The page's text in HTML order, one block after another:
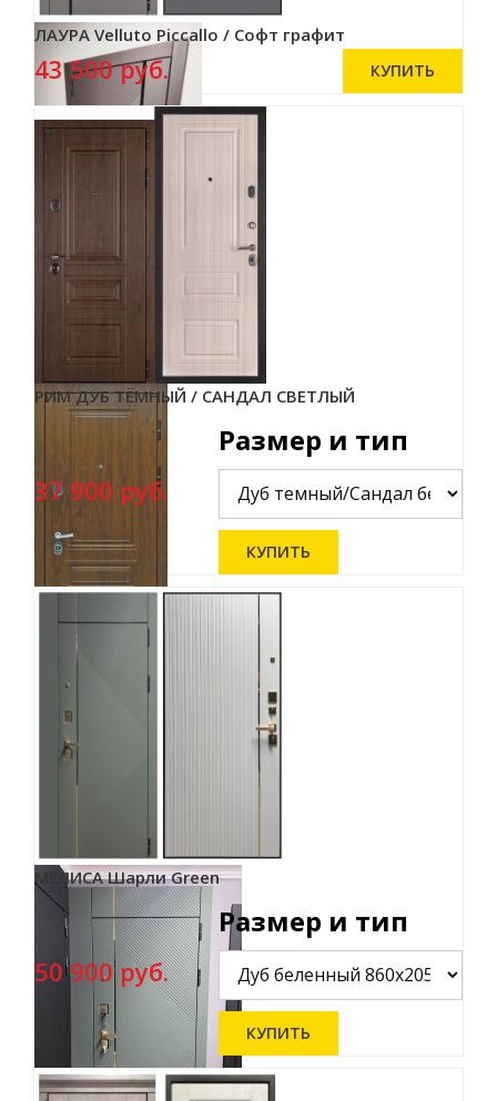
ЛАУРА Velluto Piccallo / Софт графит
43 500 руб.
РИМ ДУБ ТЁМНЫЙ / САНДАЛ СВЕТЛЫЙ
37 900 руб.
Размер и тип
МЕЛИСА Шарли Green
50 900 руб.
Размер и тип